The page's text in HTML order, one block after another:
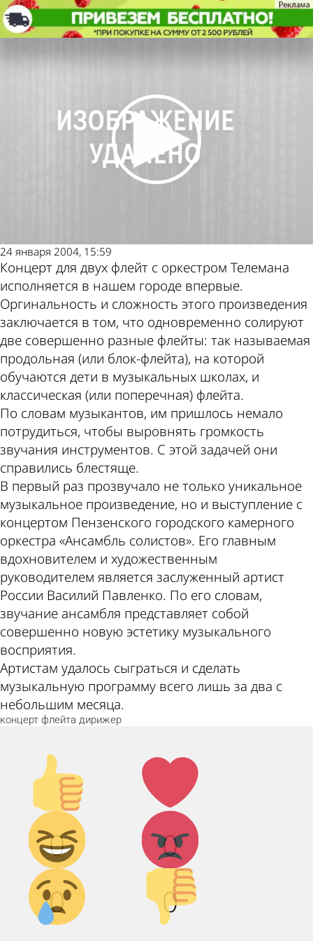
В Пензе впервые прозвучал
концерт Телемана
Культура
24 января 2004, 15:59
Концерт для двух флейт с оркестром Телемана
исполняется в нашем городе впервые.
Оргинальность и сложность этого произведения
заключается в том, что одновременно солируют
две совершенно разные флейты: так называемая
продольная (или блок-флейта), на которой
обучаются дети в музыкальных школах, и
классическая (или поперечная) флейта.
По словам музыкантов, им пришлось немало
потрудиться, чтобы выровнять громкость
звучания инструментов. С этой задачей они
справились блестяще.
В первый раз прозвучало не только уникальное
музыкальное произведение, но и выступление с
концертом Пензенского городского камерного
оркестра «Ансамбль солистов». Его главным
вдохновителем и художественным
руководителем является заслуженный артист
России Василий Павленко. По его словам,
звучание ансамбля представляет собой
совершенно новую эстетику музыкального
восприятия.
Артистам удалось сыграться и сделать
музыкальную программу всего лишь за два с
небольшим месяца.
концерт флейта дирижер
Палец
вверх!
0
Лайк!
0
Дикий
смех!
0
Агрессия!
0
Грусть :(
Палец
вниз!
концерт Телемана
Другие новости
по теме
Погода и курсы
валют в Пензе